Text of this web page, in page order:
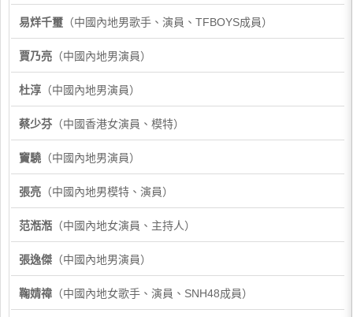
易烊千璽 （中國內地男歌手、演員、TFBOYS成員）
賈乃亮 （中國內地男演員）
杜淳 （中國內地男演員）
蔡少芬 （中國香港女演員、模特）
竇驍 （中國內地男演員）
張亮 （中國內地男模特、演員）
范湉湉 （中國內地女演員、主持人）
張逸傑 （中國內地男演員）
鞠婧禕 （中國內地女歌手、演員、SNH48成員）